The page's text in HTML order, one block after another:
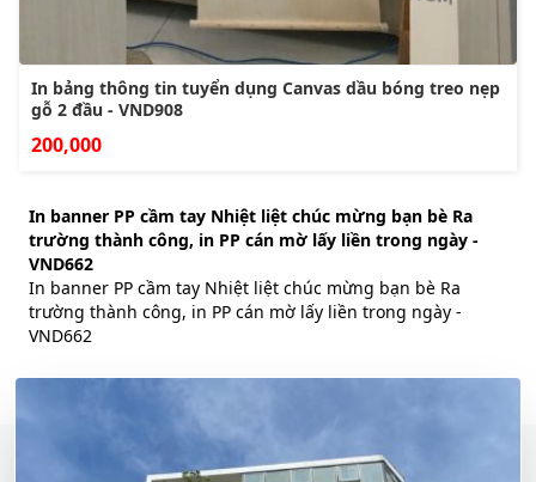
In bảng thông tin tuyển dụng Canvas dầu bóng treo nẹp
gỗ 2 đầu - VND908
200,000
In banner PP cầm tay Nhiệt liệt chúc mừng bạn bè Ra
trường thành công, in PP cán mờ lấy liền trong ngày -
VND662
In banner PP cầm tay Nhiệt liệt chúc mừng bạn bè Ra
trường thành công, in PP cán mờ lấy liền trong ngày -
VND662